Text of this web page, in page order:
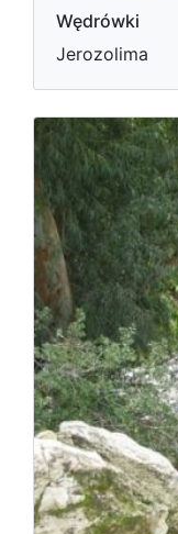
Wędrówki
Jerozolima